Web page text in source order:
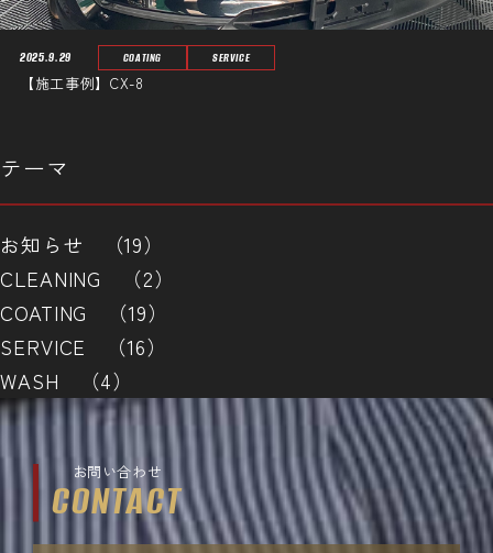
2025.9.29 COATING SERVICE
【施工事例】CX-8
テーマ
お知らせ （19）
CLEANING （2）
COATING （19）
SERVICE （16）
WASH （4）
お問い合わせ
CONTACT